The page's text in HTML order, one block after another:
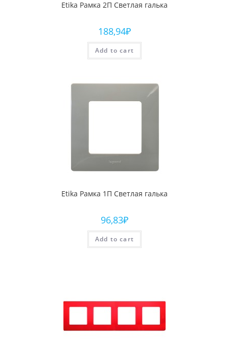
Etika Рамка 2П Светлая галька
188,94₽
Add to cart
Etika Рамка 1П Светлая галька
96,83₽
Add to cart